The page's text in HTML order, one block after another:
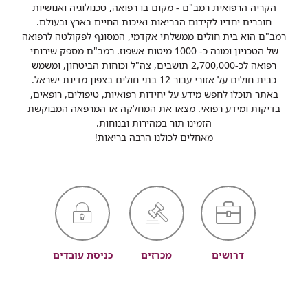
הקריה הרפואית רמב"ם - מקום בו רפואה, טכנולוגיה ואנושיות
חוברים יחדיו לקידום הבריאות ואיכות החיים בארץ ובעולם.
רמב"ם הוא בית חולים ממשלתי אקדמי, המסונף לפקולטה לרפואה
של הטכניון ומונה כ- 1000 מיטות אשפוז. רמב"ם מספק שירותי
רפואה לכ-2,700,000 תושבים, צה"ל וכוחות הביטחון, ומשמש
כבית חולים על אזורי עבור 12 בתי חולים בצפון מדינת ישראל.
באתר תוכלו לחפש מידע על יחידות רפואיות, טיפולים, רופאים,
בדיקות ומידע רפואי. מצאו את המחלקה או המרפאה המבוקשת
הזמינו תור במהירות ובנוחות.
מאחלים לכולנו הרבה בריאות!
דרושים מכרזים כניסת עובדים